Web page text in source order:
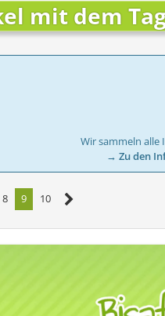
mit dem
Wir sammeln alle
→ Zu den
8 9 10